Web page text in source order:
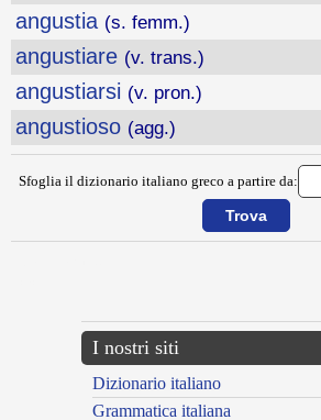
angustia (s. femm.)
angustiare (v. trans.)
angustiarsi (v. pron.)
angustioso (agg.)
Sfoglia il dizionario italiano greco a partire da:
I nostri siti
Dizionario italiano
Grammatica italiana